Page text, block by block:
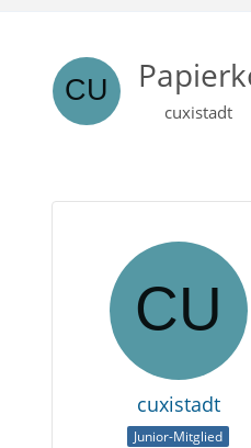
cuxistadt
cuxistadt
Junior-Mitglied